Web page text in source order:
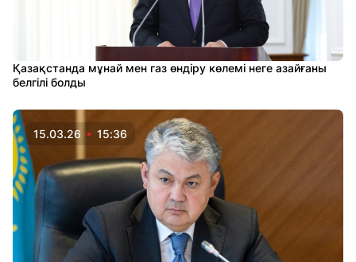
Қазақстанда мұнай мен газ өндіру көлемі неге азайғаны
белгілі болды
15.03.26 15:36